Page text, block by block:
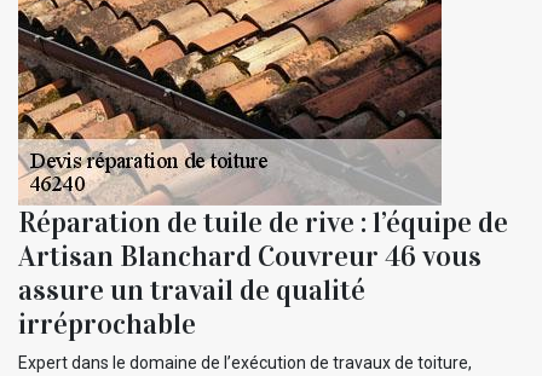
Réparation de tuile de rive : l’équipe de
Artisan Blanchard Couvreur 46 vous
assure un travail de qualité
irréprochable
Expert dans le domaine de l’exécution de travaux de toiture,